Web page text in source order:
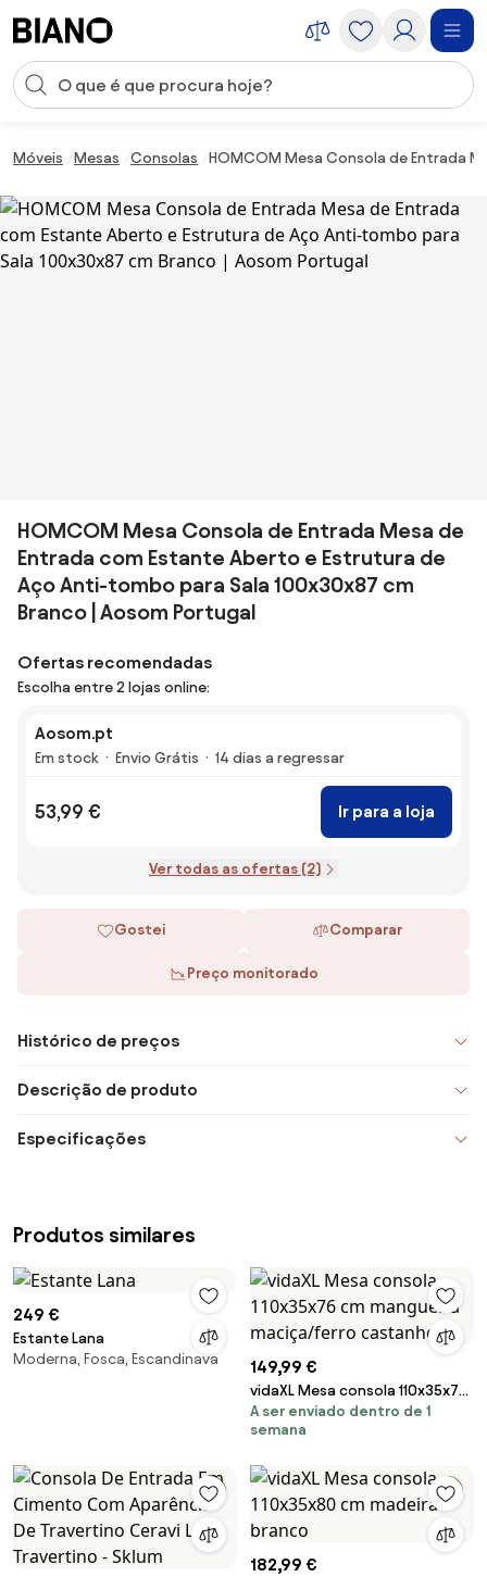
Entrada de pesquisa
Móveis Mesas Consolas HOMCOM Mesa Consola de Entrada
HOMCOM Mesa Consola de Entrada Mesa de
Entrada com Estante Aberto e Estrutura de
Aço Anti-tombo para Sala 100x30x87 cm
Branco | Aosom Portugal
Ofertas recomendadas
Escolha entre 2 lojas online:
Aosom.pt
Em stock Envio Grátis 14 dias a regressar
53,99 € Ir para a loja
Ver todas as ofertas (2)
Gostei Comparar
Preço monitorado
Histórico de preços
Descrição de produto
Especificações
Produtos similares
249 €
Estante Lana
Moderna, Fosca, Escandinava
149,99 €
vidaXL Mesa consola 110x35x76
cm mangueira maciça/ferro
castanho
A ser enviado dentro de 1
semana
182,99 €